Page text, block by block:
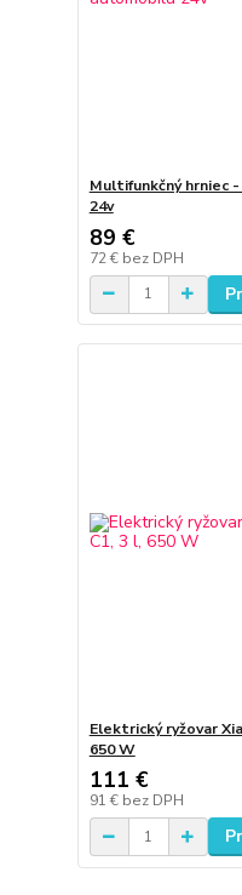
Multifunkčný hrniec
24v
89 €
72 € bez DPH
Elektrický ryžovar
650 W
111 €
91 € bez DPH